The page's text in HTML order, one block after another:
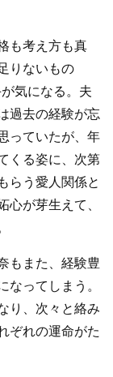
も考え方も真
りないもの
気になる。夫
過去の経験が忘
っていたが、年
くる姿に、次第
らう愛人関係と
が芽生えて、
もまた、経験豊
ってしまう。
り、次々と絡み
ぞれの運命がた